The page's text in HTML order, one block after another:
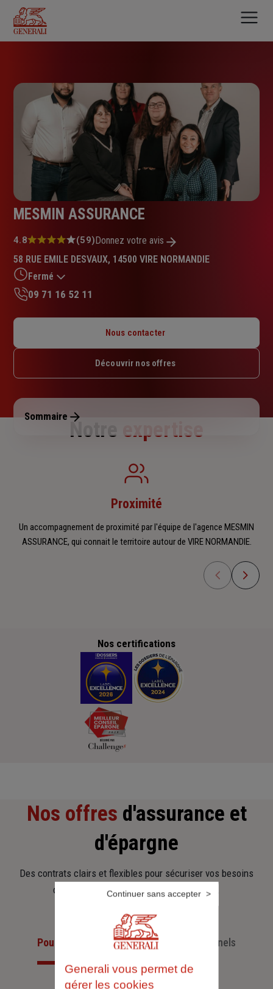
contenu
principal
MESMIN ASSURANCE
Note
4.8
sur
5
étoiles
4.8 (59)Donnez votre avis
58 RUE EMILE DESVAUX, 14500 VIRE NORMANDIE
Fermé
Mardi : 09h – 12h30 / 13h30 – 17h30
Jeudi : 09h – 12h30 / 13h30 – 17h30
Dimanche : Fermé
09 71 16 52 11
Nous contacter
Découvrir nos offres
Sommaire
Notre expertise
Proximité
Un accompagnement de proximité par l'équipe de l'agence MESMIN
ASSURANCE, qui connait le territoire autour de VIRE NORMANDIE.
Nos certifications
Nos offres d'assurance et
d'épargne
Des contrats clairs et flexibles pour sécuriser vos besoins
d’aujourd’hui et anticiper ceux de demain.
Pour les particuliersPour les professionnels
Generali vous permet de
gérer les cookies
Continuer sans accepter